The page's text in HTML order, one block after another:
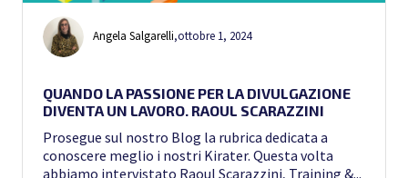
Angela Salgarelli,ottobre 1, 2024
QUANDO LA PASSIONE PER LA DIVULGAZIONE
DIVENTA UN LAVORO. RAOUL SCARAZZINI
Prosegue sul nostro Blog la rubrica dedicata a
conoscere meglio i nostri Kirater. Questa volta
abbiamo intervistato Raoul Scarazzini, Training &...